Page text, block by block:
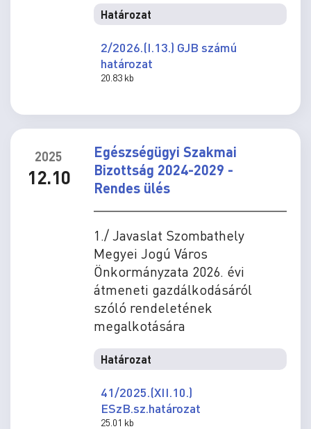
Határozat
2/2026.(I.13.) GJB számú
határozat
20.83 kb
2025
12.10
Egészségügyi Szakmai
Bizottság 2024-2029 -
Rendes ülés
1./ Javaslat Szombathely
Megyei Jogú Város
Önkormányzata 2026. évi
átmeneti gazdálkodásáról
szóló rendeletének
megalkotására
Határozat
41/2025.(XII.10.)
ESzB.sz.határozat
25.01 kb